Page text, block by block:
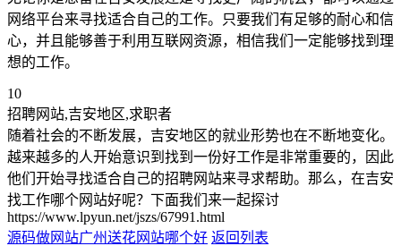
网络平台来寻找适合自己的工作。只要我们有足够的耐心和信
心，并且能够善于利用互联网资源，相信我们一定能够找到理
想的工作。
10
招聘网站,吉安地区,求职者
随着社会的不断发展，吉安地区的就业形势也在不断地变化。
越来越多的人开始意识到找到一份好工作是非常重要的，因此
他们开始寻找适合自己的招聘网站来寻求帮助。那么，在吉安
找工作哪个网站好呢？下面我们来一起探讨
https://www.lpyun.net/jszs/67991.html
源码做网站广州送花网站哪个好 返回列表